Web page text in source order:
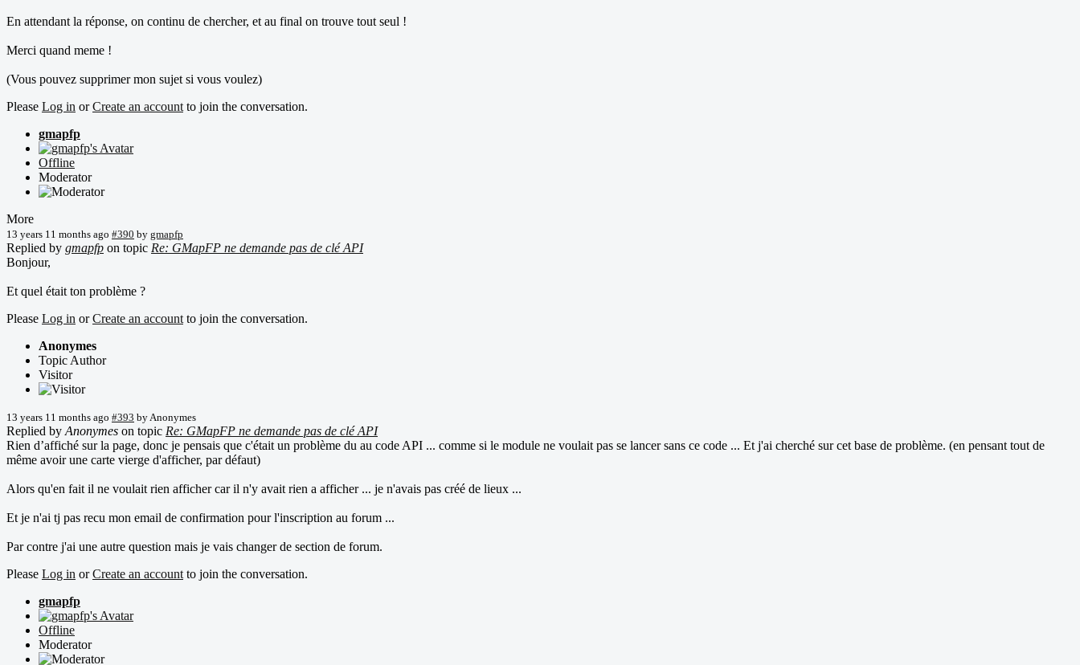
En attendant la réponse, on continu de chercher, et au final on trouve tout seul !
Merci quand meme !
(Vous pouvez supprimer mon sujet si vous voulez)
Please Log in orCreate an account to join the conversation.
gmapfp
Offline
Moderator
More
13 years 11 months ago #390 by gmapfp
Replied by gmapfp on topic Re: GMapFP ne demande pas de clé API
Bonjour,
Et quel était ton problème ?
Please Log in orCreate an account to join the conversation.
Anonymes
Topic Author
Visitor
13 years 11 months ago #393 by Anonymes
Replied by Anonymes on topic Re: GMapFP ne demande pas de clé API
Rien d’affiché sur la page, donc je pensais que c'était un problème du au code API ... comme si le module ne voulait pas se lancer sans ce code ... Et j'ai cherché sur cet base de problème. (en pensant tout de
même avoir une carte vierge d'afficher, par défaut)
Alors qu'en fait il ne voulait rien afficher car il n'y avait rien a afficher ... je n'avais pas créé de lieux ...
Et je n'ai tj pas recu mon email de confirmation pour l'inscription au forum ...
Par contre j'ai une autre question mais je vais changer de section de forum.
Please Log in orCreate an account to join the conversation.
gmapfp
Offline
Moderator